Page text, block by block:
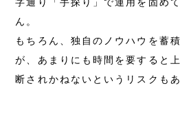
ん。
もちろん、独自のノウハウを蓄
が、あまりにも時間を要すると
断されかねないというリスクもあ